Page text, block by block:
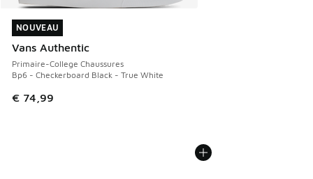
NOUVEAU
Vans Authentic
Primaire-College Chaussures
Bp6 - Checkerboard Black - True White
€ 74,99
NOUVEAU